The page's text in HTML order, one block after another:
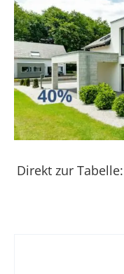
Direkt zur Tabelle: